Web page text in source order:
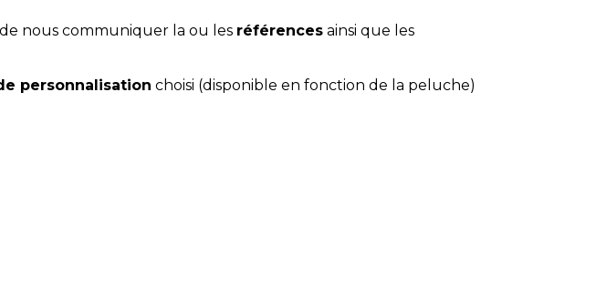
nous communiquer la ou les références ainsi que les
personnalisation choisi (disponible en fonction de la peluche)